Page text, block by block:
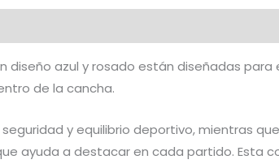
diseño azul y rosado están diseñadas
de la cancha.
y equilibrio deportivo, mientras
ayuda a destacar en cada partido. Esta